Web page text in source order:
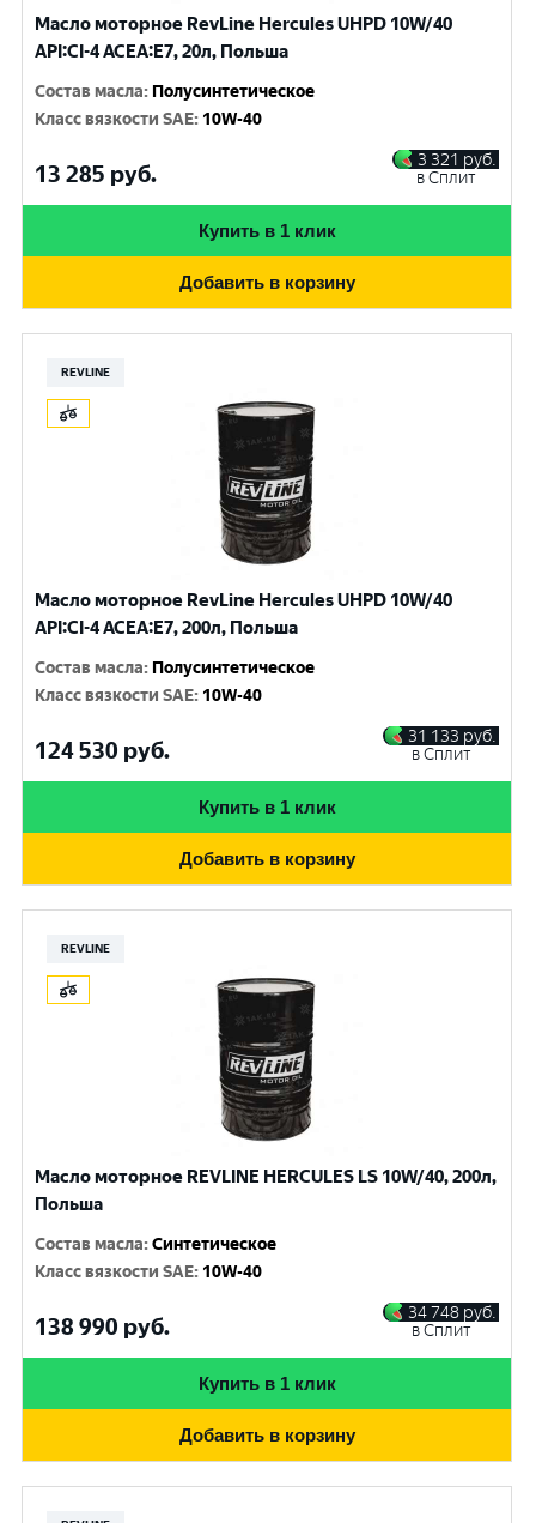
Масло моторное RevLine Hercules UHPD 10W/40
API:CI-4 ACEA:E7, 20л, Польша
Состав масла: Полусинтетическое
Класс вязкости SAE: 10W-40
13 285 руб.
3 321 руб.
в Сплит
Купить в 1 клик
Добавить в корзину
REVLINE
Масло моторное RevLine Hercules UHPD 10W/40
API:CI-4 ACEA:E7, 200л, Польша
Состав масла: Полусинтетическое
Класс вязкости SAE: 10W-40
124 530 руб.
31 133 руб.
в Сплит
Купить в 1 клик
Добавить в корзину
REVLINE
Масло моторное REVLINE HERCULES LS 10W/40, 200л,
Польша
Состав масла:Синтетическое
Класс вязкости SAE: 10W-40
138 990 руб.
34 748 руб.
в Сплит
Купить в 1 клик
Добавить в корзину